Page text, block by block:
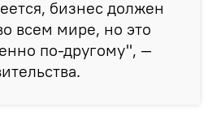
бизнес должен
всем мире, но это
по-другому", —